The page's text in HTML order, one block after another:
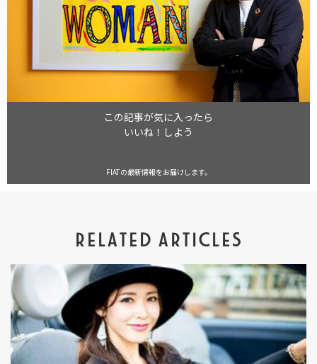
この記事が気に入ったら
いいね！しよう
FIATの最新情報をお届けします。
RELATED ARTICLES